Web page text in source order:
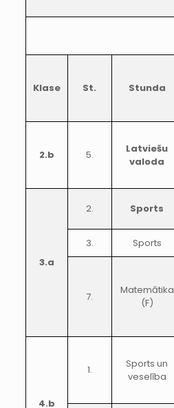
Klase St. Stunda
2.b 5.
Latviešu
valoda
3.a
2. Sports
3. Sports
7.
Matemātika
(F)
4.b
1.
Sports un
veselība